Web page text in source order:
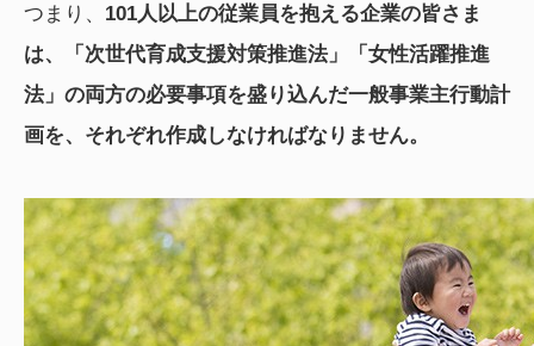
つまり、 101人以上の従業員を抱える企業の皆さま
は、「次世代育成支援対策推進法」「女性活躍推進
法」の両方の必要事項を盛り込んだ一般事業主行動計
画を、それぞれ作成しなければなりません。